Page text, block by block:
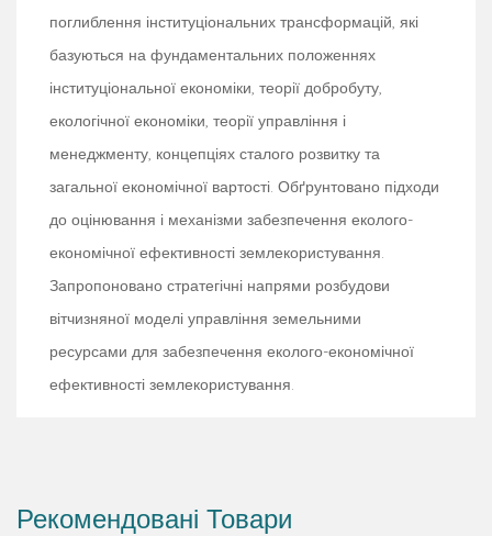
поглиблення інституціональних трансформацій, які
базуються на фундаментальних положеннях
інституціональної економіки, теорії добробуту,
екологічної економіки, теорії управління і
менеджменту, концепціях сталого розвитку та
загальної економічної вартості. Обґрунтовано підходи
до оцінювання і механізми забезпечення еколого-
економічної ефективності землекористування.
Запропоновано стратегічні напрями розбудови
вітчизняної моделі управління земельними
ресурсами для забезпечення еколого-економічної
ефективності землекористування.
Рекомендовані Товари